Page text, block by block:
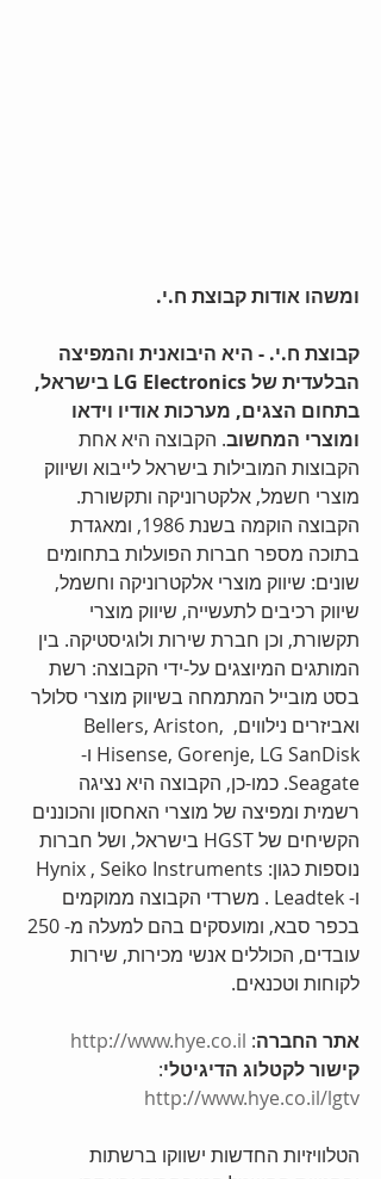
ומשהו אודות קבוצת ח.י.
קבוצת ח.י. - היא היבואנית והמפיצה
הבלעדית של LG Electronics בישראל,
בתחום הצגים, מערכות אודיו וידאו
ומוצרי המחשוב. הקבוצה היא אחת
הקבוצות המובילות בישראל לייבוא ושיווק
מוצרי חשמל, אלקטרוניקה ותקשורת.
הקבוצה הוקמה בשנת 1986, ומאגדת
בתוכה מספר חברות הפועלות בתחומים
שונים: שיווק מוצרי אלקטרוניקה וחשמל,
שיווק רכיבים לתעשייה, שיווק מוצרי
תקשורת, וכן חברת שירות ולוגיסטיקה. בין
המותגים המיוצגים על-ידי הקבוצה: רשת
בסט מובייל המתמחה בשיווק מוצרי סלולר
ואביזרים נילווים, Bellers, Ariston,
Hisense, Gorenje, LG SanDisk ו-
Seagate. כמו-כן, הקבוצה היא נציגה
רשמית ומפיצה של מוצרי האחסון והכוננים
הקשיחים של HGST בישראל, ושל חברות
ו- Leadtek . משרדי הקבוצה ממוקמים
עובדים, הכוללים אנשי מכירות, שירות
לקוחות וטכנאים.
אתר החברה:
http://www.hye.co.il
קישור לקטלוג הדיגיטלי:
http://www.hye.co.il/lgtv
הטלוויזיות החדשות ישווקו ברשתות